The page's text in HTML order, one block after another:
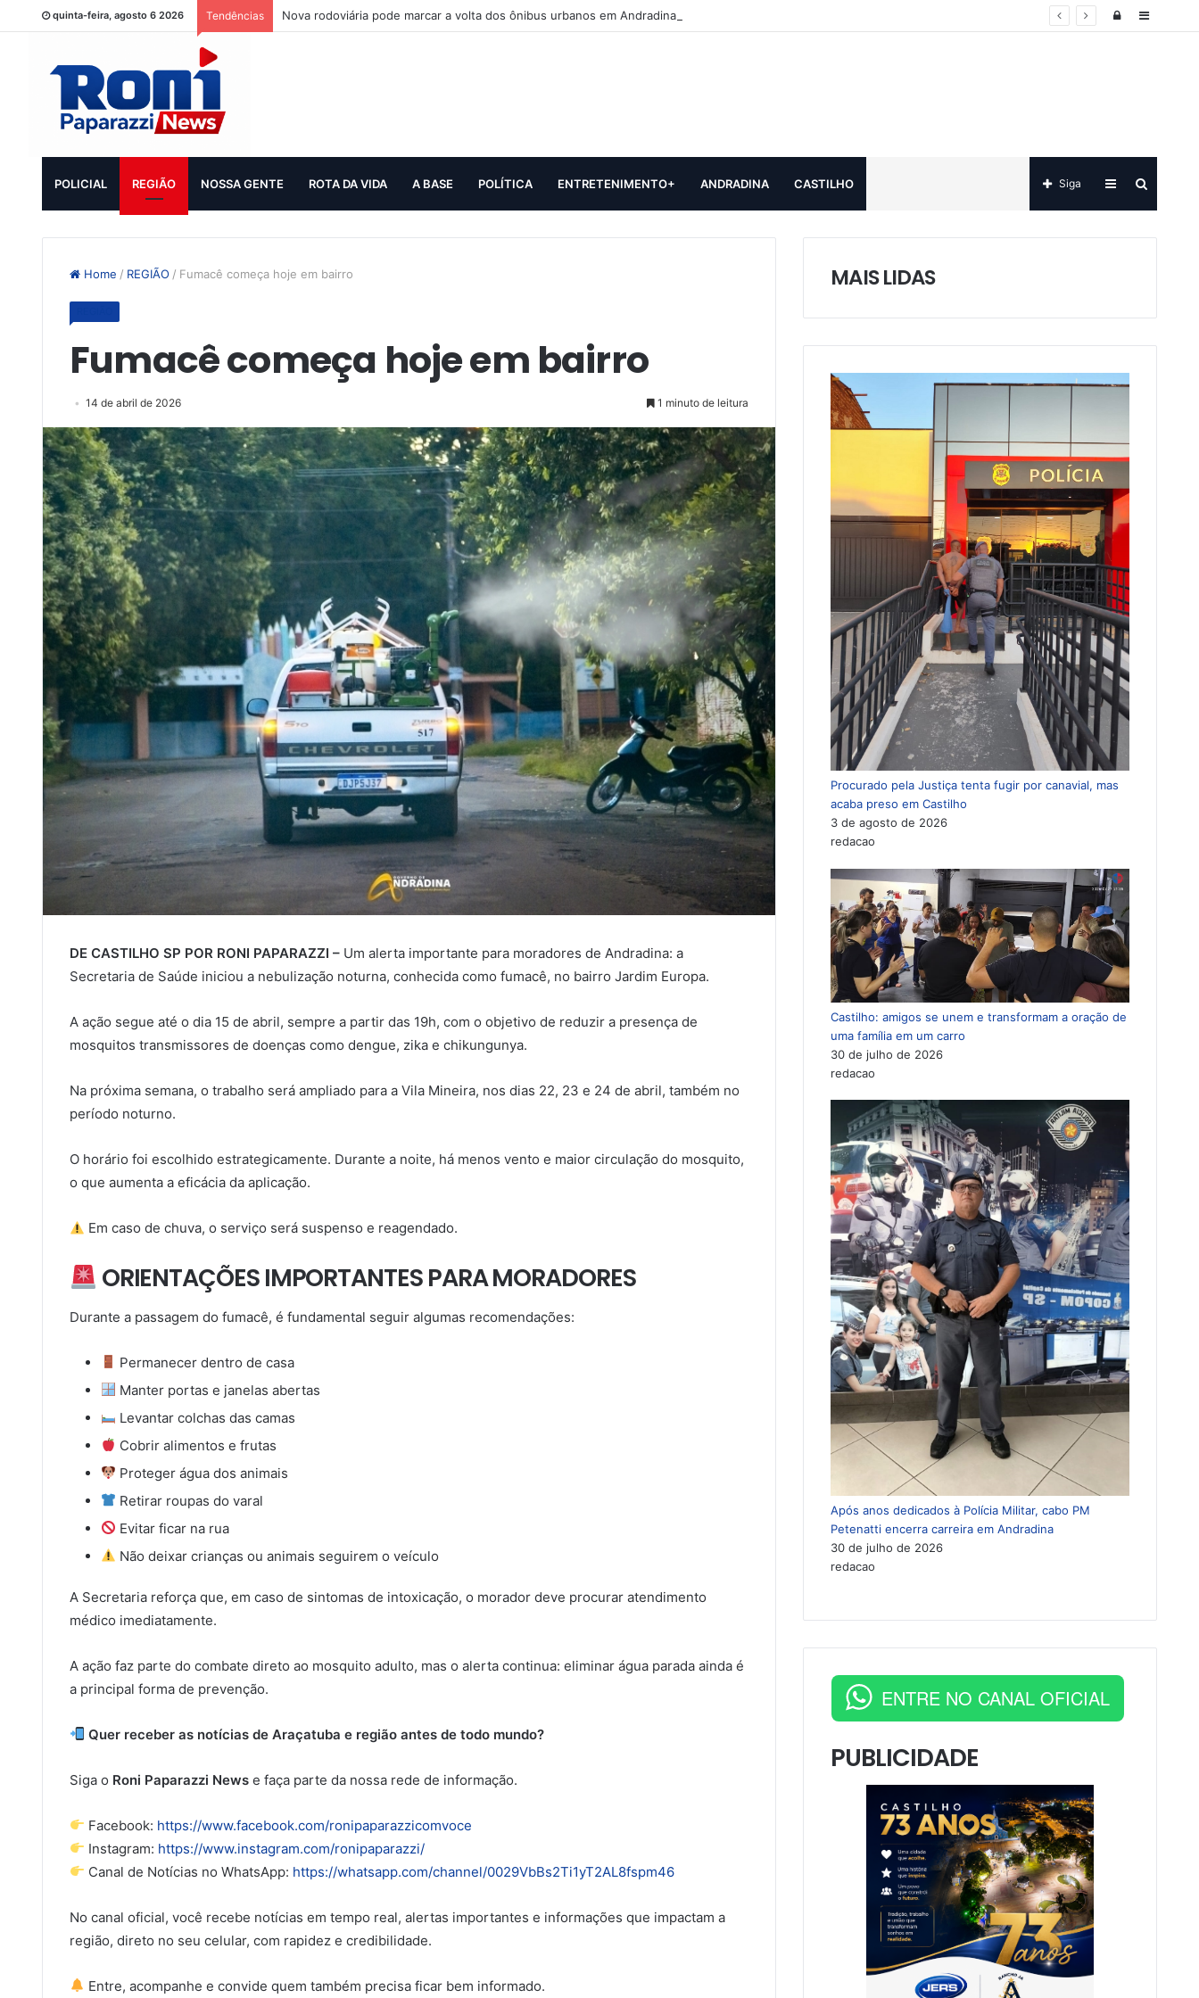
quinta-feira, agosto 6 2026 Tendências Nova rodoviária pode marcar a volta dos ônibus urbanos em Andradina Sidebar
Log
POLICIAL REGIÃO NOSSA GENTE ROTA DA VIDA A BASE POLÍTICA ENTRETENIMENTO+ ANDRADINA CASTILHO
por
Sidebar
Siga
Home / REGIÃO / Fumacê começa hoje em bairro
Fumacê começa hoje em bairro
14 de abril de 2026 1 minuto de leitura
DE CASTILHO SP POR RONI PAPARAZZI – Um alerta importante para moradores de Andradina: a
Secretaria de Saúde iniciou a nebulização noturna, conhecida como fumacê, no bairro Jardim Europa.
A ação segue até o dia 15 de abril, sempre a partir das 19h, com o objetivo de reduzir a presença de
mosquitos transmissores de doenças como dengue, zika e chikungunya.
Na próxima semana, o trabalho será ampliado para a Vila Mineira, nos dias 22, 23 e 24 de abril, também no
período noturno.
O horário foi escolhido estrategicamente. Durante a noite, há menos vento e maior circulação do mosquito,
o que aumenta a eficácia da aplicação.
Em caso de chuva, o serviço será suspenso e reagendado.
ORIENTAÇÕES IMPORTANTES PARA MORADORES
Durante a passagem do fumacê, é fundamental seguir algumas recomendações:
Permanecer dentro de casa
Manter portas e janelas abertas
Levantar colchas das camas
Cobrir alimentos e frutas
Proteger água dos animais
Retirar roupas do varal
Evitar ficar na rua
Não deixar crianças ou animais seguirem o veículo
A Secretaria reforça que, em caso de sintomas de intoxicação, o morador deve procurar atendimento
médico imediatamente.
A ação faz parte do combate direto ao mosquito adulto, mas o alerta continua: eliminar água parada ainda é
a principal forma de prevenção.
Quer receber as notícias de Araçatuba e região antes de todo mundo?
Siga o Roni Paparazzi News e faça parte da nossa rede de informação.
Facebook: https://www.facebook.com/ronipaparazzicomvoce
Instagram: https://www.instagram.com/ronipaparazzi/
Canal de Notícias no WhatsApp: https://whatsapp.com/channel/0029VbBs2Ti1yT2AL8fspm46
No canal oficial, você recebe notícias em tempo real, alertas importantes e informações que impactam a
região, direto no seu celular, com rapidez e credibilidade.
Entre, acompanhe e convide quem também precisa ficar bem informado.
MAIS LIDAS
Procurado pela Justiça tenta fugir por canavial, mas
acaba preso em Castilho
3 de agosto de 2026
redacao
Castilho: amigos se unem e transformam a oração de
uma família em um carro
30 de julho de 2026
redacao
Após anos dedicados à Polícia Militar, cabo PM
Petenatti encerra carreira em Andradina
30 de julho de 2026
redacao
ENTRE NO CANAL OFICIAL
PUBLICIDADE